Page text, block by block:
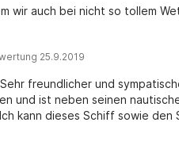
wir auch bei nicht so tollem
25.9.2019
freundlicher und
und ist neben seinen
kann dieses Schiff sowie den